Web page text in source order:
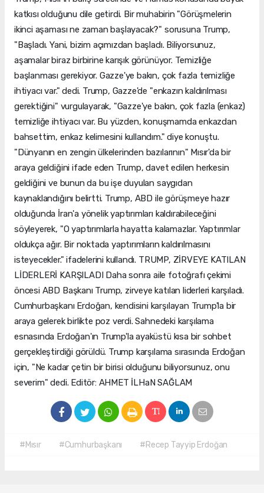
katkısı olduğunu dile getirdi. Bir muhabirin "Görüşmelerin
ikinci aşaması ne zaman başlayacak?" sorusuna Trump,
"Başladı. Yani, bizim açımızdan başladı. Biliyorsunuz,
aşamalar biraz birbirine karışık görünüyor. Temizliğe
başlanması gerekiyor. Gazze'ye bakın, çok fazla temizliğe
ihtiyacı var." dedi. Trump, Gazze'de "enkazın kaldırılması
gerektiğini" vurgulayarak, "Gazze'ye bakın, çok fazla (enkaz)
temizliğe ihtiyacı var. Bu yüzden, konuşmamda enkazdan
bahsettim, enkaz kelimesini kullandım." diye konuştu.
"Dünyanın en zengin ülkelerinden bazılarının" Mısır'da bir
araya geldiğini ifade eden Trump, davet edilen herkesin
geldiğini ve bunun da bu işe duyulan saygıdan
kaynaklandığını belirtti. Trump, ABD ile görüşmeye hazır
olduğunda İran'a yönelik yaptırımları kaldırabileceğini
söyleyerek, "O yaptırımlarla hayatta kalamazlar. Yaptırımlar
oldukça ağır. Bir noktada yaptırımların kaldırılmasını
isteyecekler." ifadelerini kullandı. TRUMP, ZİRVEYE KATILAN
LİDERLERİ KARŞILADI Daha sonra aile fotoğrafı çekimi
öncesi ABD Başkanı Trump, zirveye katılan liderleri karşıladı.
Cumhurbaşkanı Erdoğan, kendisini karşılayan Trump'la bir
araya gelerek birlikte poz verdi. Sahnedeki karşılama
esnasında Erdoğan'ın Trump'la ayaküstü kısa bir sohbet
gerçekleştirdiği görüldü. Trump karşılama sırasında Erdoğan
için, "Ne kadar çetin bir birisi olduğunu biliyorsunuz, onu
severim" dedi. Editör: AHMET İLHaN SAĞLAM
#Mısır #Cumhurbaşkanı #Recep Tayyip Erdoğan